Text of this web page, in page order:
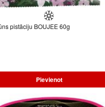
pistāciju BOUJEE 60g
Pievienot